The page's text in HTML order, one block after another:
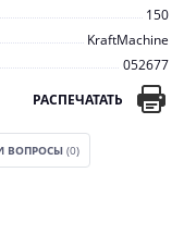
150
KraftMachine
052677
РАСПЕЧАТАТЬ
ВОПРОСЫ (0)